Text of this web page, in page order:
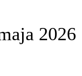
2026